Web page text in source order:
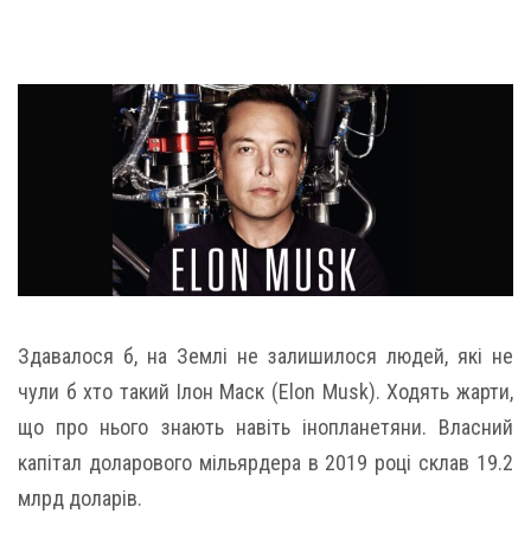
Здавалося б, на Землі не залишилося людей, які не
чули б хто такий Ілон Маск (Elon Musk). Ходять жарти,
що про нього знають навіть інопланетяни. Власний
капітал доларового мільярдера в 2019 році склав 19.2
млрд доларів.